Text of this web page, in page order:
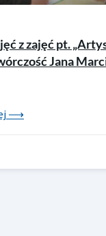
z zajęć pt.
Jana
⟶